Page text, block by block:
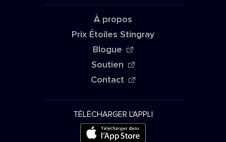
À propos
Prix Étoiles Stingray
Blogue
Soutien
Contact
TÉLÉCHARGER L'APPLI